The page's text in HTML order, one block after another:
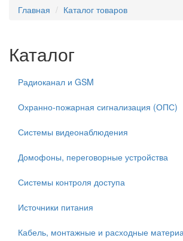
Главная
Каталог товаров
Каталог
Радиоканал и GSM
Охранно-пожарная сигнализация (ОПС)
Системы видеонаблюдения
Домофоны, переговорные устройства
Системы контроля доступа
Источники питания
Кабель, монтажные и расходные